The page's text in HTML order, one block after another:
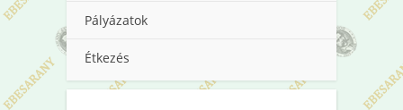
Pályázatok
Étkezés